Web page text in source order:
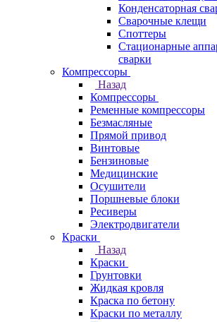
Конденсаторная
Сварочные клещи
Споттеры
Стационарные
сварки
Компрессоры
Назад
Компрессоры
Ременные компрессоры
Безмасляные
Прямой привод
Винтовые
Бензиновые
Медицинские
Осушители
Поршневые блоки
Ресиверы
Электродвигатели
Краски
Назад
Краски
Грунтовки
Жидкая кровля
Краска по бетону
Краски по металлу